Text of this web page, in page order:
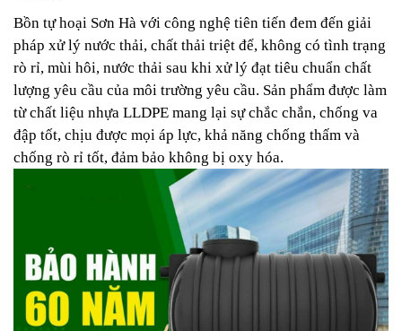
Bồn tự hoại Sơn Hà với công nghệ tiên tiến đem đến giải
pháp xử lý nước thải, chất thải triệt để, không có tình trạng
rò rỉ, mùi hôi, nước thải sau khi xử lý đạt tiêu chuẩn chất
lượng yêu cầu của môi trường yêu cầu. Sản phẩm được làm
từ chất liệu nhựa LLDPE mang lại sự chắc chắn, chống va
đập tốt, chịu được mọi áp lực, khả năng chống thấm và
chống rò rỉ tốt, đảm bảo không bị oxy hóa.